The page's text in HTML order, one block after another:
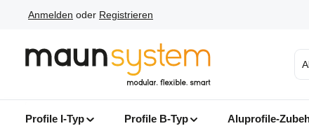
Hauptinhalt springen
Zur Suche springen
Zur Hauptnavigation springen
Anmelden oder Registrieren
Profile I-Typ Profile B-Typ Aluprofile-